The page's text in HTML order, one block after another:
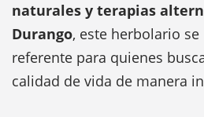
naturales y terapias
Durango, este herbolario
referente para quienes
calidad de vida de manera